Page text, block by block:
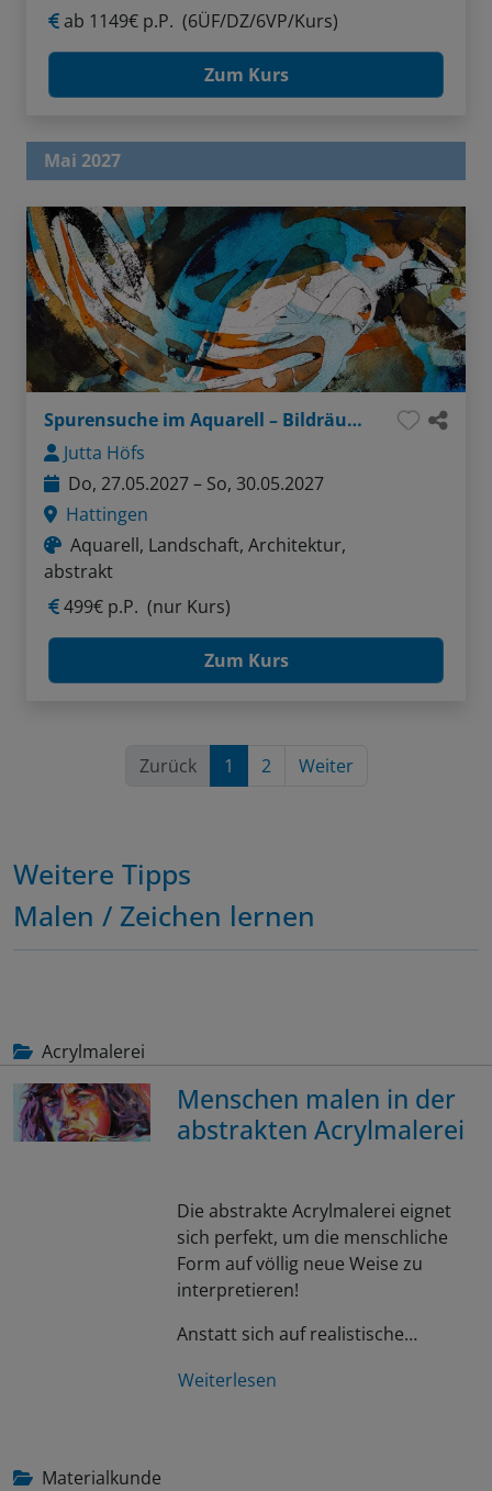
ab 1149€ p.P. (6ÜF/DZ/6VP/Kurs)
Zum Kurs
Mai 2027
Spurensuche im Aquarell – Bildräume und Schichtungen
Jutta Höfs
Do, 27.05.2027 – So, 30.05.2027
Hattingen
Aquarell, Landschaft, Architektur,
abstrakt
499€ p.P. (nur Kurs)
Zum Kurs
Zurück 1 2 Weiter
Weitere Tipps
Malen / Zeichen lernen
Acrylmalerei
Menschen malen in der
abstrakten Acrylmalerei
Die abstrakte Acrylmalerei eignet
sich perfekt, um die menschliche
Form auf völlig neue Weise zu
interpretieren!
Anstatt sich auf realistische…
Weiterlesen
Materialkunde